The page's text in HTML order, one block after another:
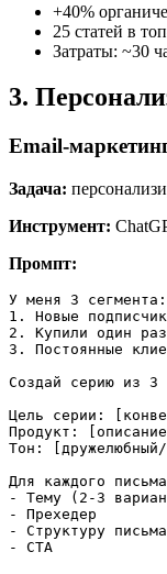
+40%
25 статей в
Затраты: ~30
3.
Email-
Задача:
Инструмент:
Промпт:
У меня 3 сегмента:
1. Новые
2. Купили один раз
3. Постоянные
Создай серию из 3
Цель серии:
Продукт: [описание]
Тон: [дружелюбный/
Для каждого
- Тему (2-3
- Прехедер
- Структуру письма